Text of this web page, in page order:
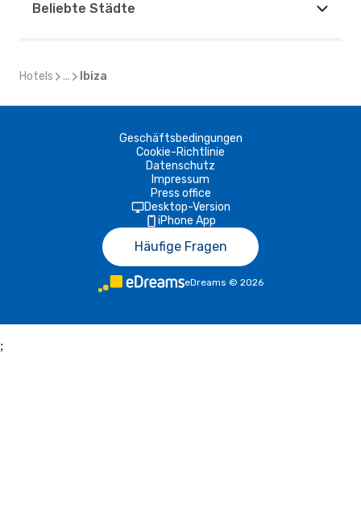
Beliebte Städte
Hotels ... Ibiza
Geschäftsbedingungen
Cookie-Richtlinie
Datenschutz
Impressum
Press office
Desktop-Version
iPhone App
Häufige Fragen
eDreams © 2026
;